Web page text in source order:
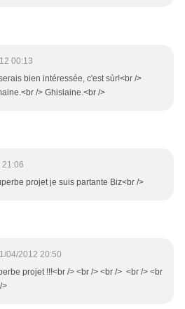
00:13
bien intéressée, c'est sùr!<br />
/> Ghislaine.<br />
projet je suis partante Biz<br />
04/2012 20:50
projet !!!<br /> <br /> <br /> <br /> <br
>